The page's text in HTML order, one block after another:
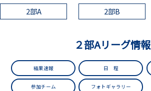
2部A 2部B
２部Aリーグ情報
結果速報 日 程
参加チーム フォトギャラリー